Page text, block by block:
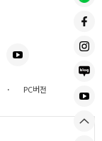
· PC버전